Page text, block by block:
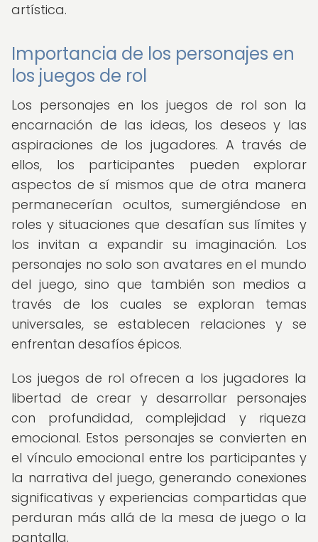
artística.
Importancia de los personajes en
los juegos de rol
Los personajes en los juegos de rol son la
encarnación de las ideas, los deseos y las
aspiraciones de los jugadores. A través de
ellos, los participantes pueden explorar
aspectos de sí mismos que de otra manera
permanecerían ocultos, sumergiéndose en
roles y situaciones que desafían sus límites y
los invitan a expandir su imaginación. Los
personajes no solo son avatares en el mundo
del juego, sino que también son medios a
través de los cuales se exploran temas
universales, se establecen relaciones y se
enfrentan desafíos épicos.
Los juegos de rol ofrecen a los jugadores la
libertad de crear y desarrollar personajes
con profundidad, complejidad y riqueza
emocional. Estos personajes se convierten en
el vínculo emocional entre los participantes y
la narrativa del juego, generando conexiones
significativas y experiencias compartidas que
perduran más allá de la mesa de juego o la
pantalla.